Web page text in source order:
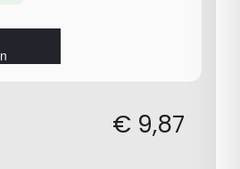
9,87
€